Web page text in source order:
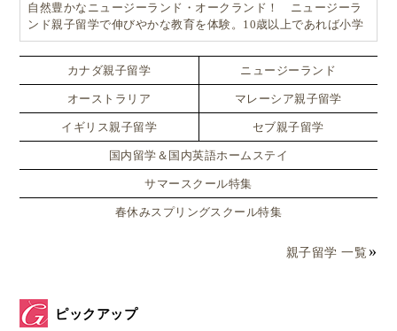
自然豊かなニュージーランド・オークランド！ ニュージーラ
ンド親子留学で伸びやかな教育を体験。10歳以上であれば小学
生でも単身留学可能なスペシャルプラン！！
カナダ親子留学 ニュージーランド
オーストラリア マレーシア親子留学
イギリス親子留学 セブ親子留学
国内留学＆国内英語ホームステイ
サマースクール特集
春休みスプリングスクール特集
親子留学 一覧
ピックアップ